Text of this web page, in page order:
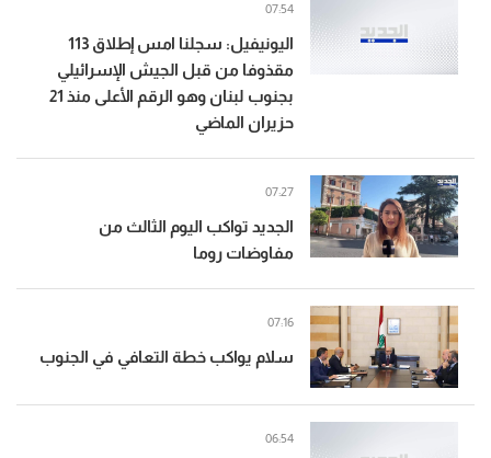
اليونيفيل: سجلنا امس إطلاق 113
مقذوفا من قبل الجيش الإسرائيلي
بجنوب لبنان وهو الرقم الأعلى منذ 21
حزيران الماضي
07:54
الجديد تواكب اليوم الثالث من
مفاوضات روما
07:27
سلام يواكب خطة التعافي في الجنوب
07:16
06:54